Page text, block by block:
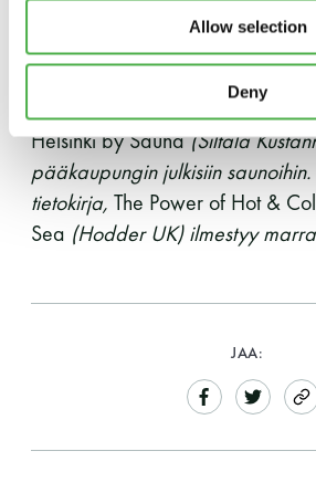
Allow selection
Deny
Katja Pantzar on helsinkiläinen
tietokirjailija, jonkaThe Finnish
Random House/2018) on
kielelle. Kevällä 2025 ilmestyy
Helsinki by Sauna(Siltala
pääkaupungin julkisiin
tietokirja, The Power of Hot &
Sea (Hodder UK) ilmestyy
JAA: